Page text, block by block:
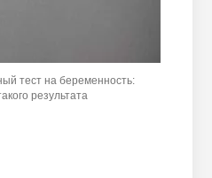
тест на беременность:
результата